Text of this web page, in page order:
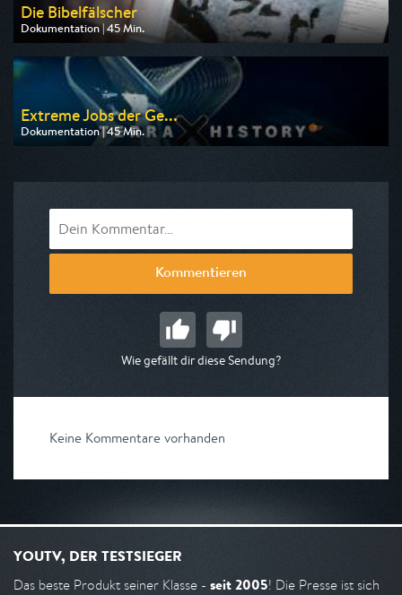
Die Bibelfälscher
Dokumentation | 45 Min.
Ausgestrahlt von arte
am 11.08.2026, 20:15
Extreme Jobs der Ge...
Dokumentation | 45 Min.
Ausgestrahlt von ZDF
Kommentieren
Wie gefällt dir diese Sendung?
Keine Kommentare vorhanden
YOUTV, DER TESTSIEGER
Das beste Produkt seiner Klasse - seit 2005! Die Presse ist sich